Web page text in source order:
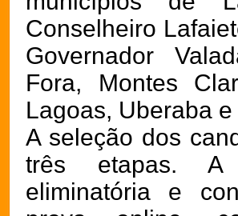
Conselheiro
Governador
Fora, Montes
Lagoas, Uberaba
A seleção dos
três etapas. A
eliminatória e